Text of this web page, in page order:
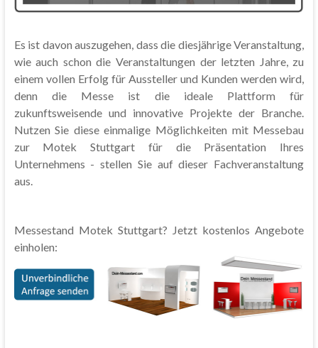
Es ist davon auszugehen, dass die diesjährige Veranstaltung,
wie auch schon die Veranstaltungen der letzten Jahre, zu
einem vollen Erfolg für Aussteller und Kunden werden wird,
denn die Messe ist die ideale Plattform für
zukunftsweisende und innovative Projekte der Branche.
Nutzen Sie diese einmalige Möglichkeiten mit Messebau
zur Motek Stuttgart für die Präsentation Ihres
Unternehmens - stellen Sie auf dieser Fachveranstaltung
aus.
Messestand Motek Stuttgart? Jetzt kostenlos Angebote
einholen: